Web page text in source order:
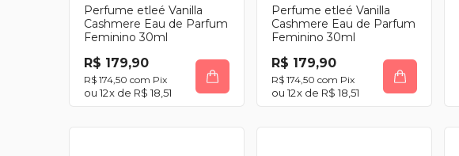
Perfume etleé Vanilla
Cashmere Eau de Parfum
Feminino 30ml
R$ 179,90
R$ 174,50 com Pix
12x de R$ 18,51
Perfume etleé Vanilla
Cashmere Eau de Parfum
Feminino 30ml
R$ 179,90
R$ 174,50 com Pix
12x de R$ 18,51